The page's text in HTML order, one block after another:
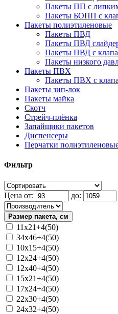
Пакеты ПП с
Пакеты БОПП с
Пакеты полиэтиленовые
Пакеты ПВД
Пакеты ПВД
Пакеты ПВД с
Пакеты низкого
Пакеты ПВХ
Пакеты ПВХ с
Пакеты зип-лок
Пакеты майка
Скотч
Стрейч-плёнка
Запайщики пакетов
Диспенсеры
Перчатки
Фильтр
Цена от: до:
Размер пакета, см
11х21+4(50)
34х46+4(50)
10х15+4(50)
12х24+4(50)
12х40+4(50)
15х21+4(50)
17x24+4(50)
22х30+4(50)
24х32+4(50)